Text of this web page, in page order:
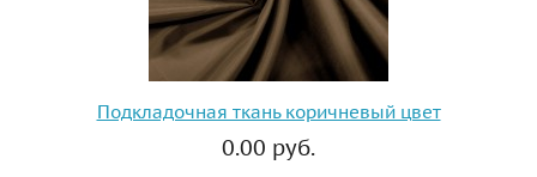
Подкладочная ткань коричневый цвет
0.00 руб.